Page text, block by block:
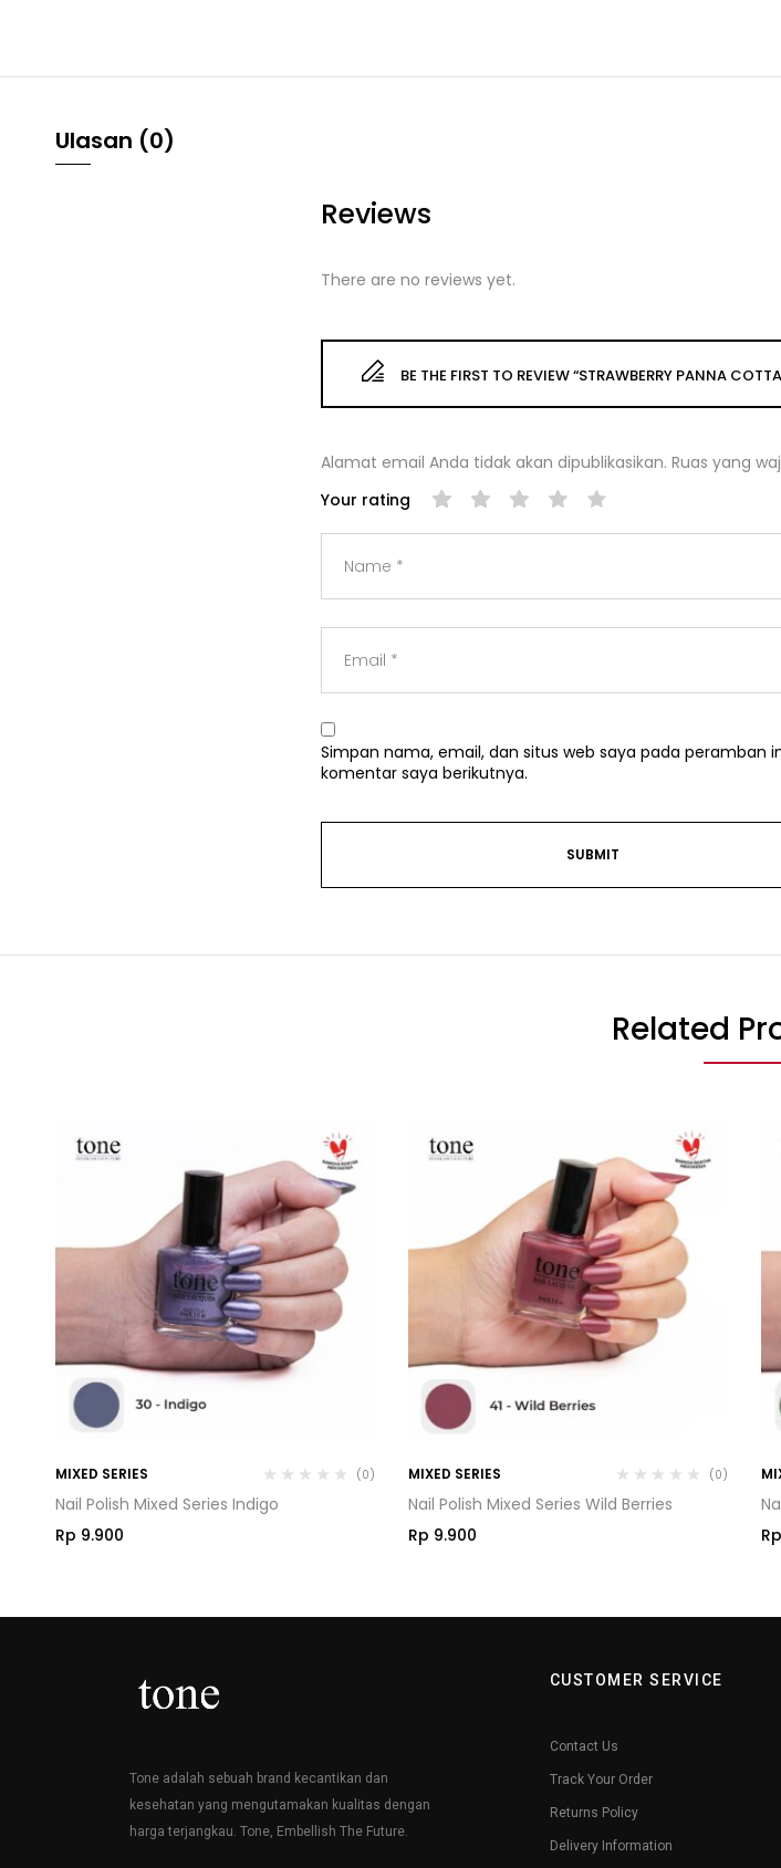
Ulasan (0)
Reviews
There are no reviews yet.
BE THE FIRST TO REVIEW “STRAWBERRY PANNA
Alamat email Anda tidak akan dipublikasikan. Ruas yang
Your rating
Simpan nama, email, dan situs web saya pada peramban
komentar saya berikutnya.
Related
MIXED SERIES (0)
Nail Polish Mixed Series Indigo
Rp 9.900
MIXED SERIES (0)
Nail Polish Mixed Series Wild Berries
Rp 9.900
Rp
Tone adalah sebuah brand kecantikan dan
kesehatan yang mengutamakan kualitas dengan
harga terjangkau. Tone, Embellish The Future.
CUSTOMER SERVICE
Contact Us
Track Your Order
Returns Policy
Delivery Information